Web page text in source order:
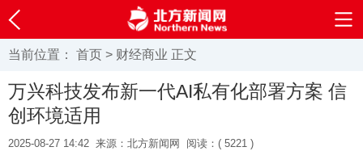
当前位置： 首页 > 财经商业 正文
万兴科技发布新一代AI私有化部署方案 信
创环境适用
2025-08-27 14:42 来源：北方新闻网 阅读：( 5221 )